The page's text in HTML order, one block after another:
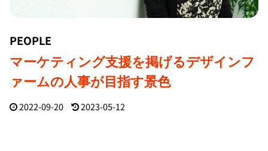
PEOPLE
マーケティング支援を掲げるデザインフ
ァームの人事が目指す景色
2022-09-20 2023-05-12